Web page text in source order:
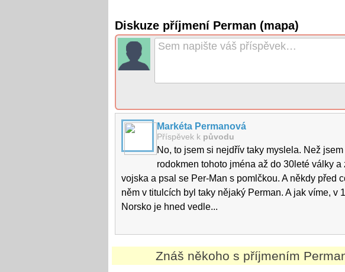
Diskuze příjmení Perman (mapa)
Markéta Permanová
Příspěvek k původu
No, to jsem si nejdřív taky myslela. Než
rodokmen tohoto jména až do 30leté války
vojska a psal se Per-Man s pomlčkou. A někdy před
něm v titulcích byl taky nějaký Perman. A jak víme, v
Norsko je hned vedle...
Znáš někoho s příjmením